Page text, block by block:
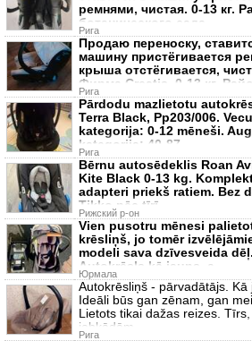
ремнями, чистая. 0-13 кг.
ботанического сада.
Рига
Продаю переноску,
машину пристёгивается
крыша отстёгивается,
Фирма Creatis, 0-13 кг.
Рига
Pārdodu mazlietotu
Terra Black, Pp203/006.
kategorija: 0-12 mēneši.
kategorija: 40-87
Рига
Bērnu autosēdeklis Roan
Kite Black 0-13 kg.
adapteri priekš ratiem. Bez
Tikko pēc tīrī
Рижский р-он
Vien pusotru mēnesi
krēsliņš, jo tomēr
modeli sava dzīvesveida dēļ.
Autokrēsls kā jauns, a
Юрмала
Autokrēsliņš - pārvadātājs. Kā
Ideāli būs gan zēnam, gan
Lietots tikai dažas reizes.
jebkādām
Рига